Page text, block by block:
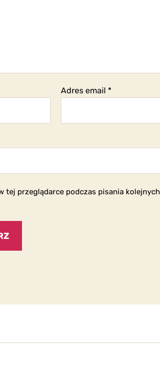
Adres email *
tej przeglądarce podczas pisania kolejnych